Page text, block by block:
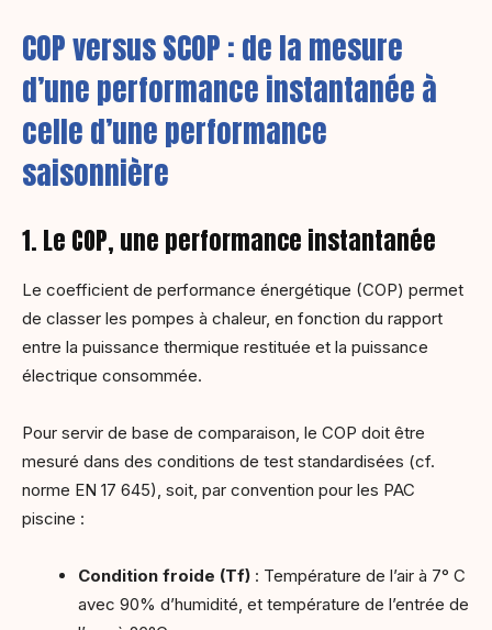
COP versus SCOP : de la mesure
d’une performance instantanée à
celle d’une performance
saisonnière
1. Le COP, une performance instantanée
Le coefficient de performance énergétique (COP) permet
de classer les pompes à chaleur, en fonction du rapport
entre la puissance thermique restituée et la puissance
électrique consommée.
Pour servir de base de comparaison, le COP doit être
mesuré dans des conditions de test standardisées (cf.
norme EN 17 645), soit, par convention pour les PAC
piscine :
Condition froide (Tf) : Température de l’air à 7° C
avec 90% d’humidité, et température de l’entrée de